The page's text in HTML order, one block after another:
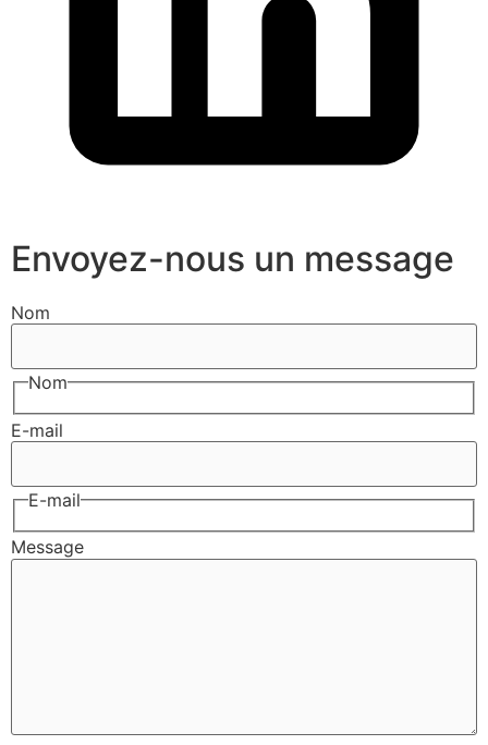
Envoyez-nous un message
Nom
Nom
E-mail
E-mail
Message